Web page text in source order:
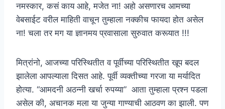
नमस्कार, कसं काय आहे, मजेत ना! अहो असणारच आमच्या
वेबसाईट वरील माहिती वाचून तुम्हाला नक्कीच फायदा होत असेल
ना! चला तर मग या ज्ञानमय प्रवासाला सुरुवात करूयात !!!
मित्रांनो, आजच्या परिस्थितीत व पूर्वीच्या परिस्थितीत खूप बदल
झालेला आपल्याला दिसत आहे. पूर्वी व्यक्तीच्या गरजा या मर्यादित
होत्या. “आमदनी अठन्नी खर्चा रुपय्या” आता तुम्हाला प्रश्न पडला
असेल की, अचानक मला या जुन्या गाण्याची आठवण का झाली. पण